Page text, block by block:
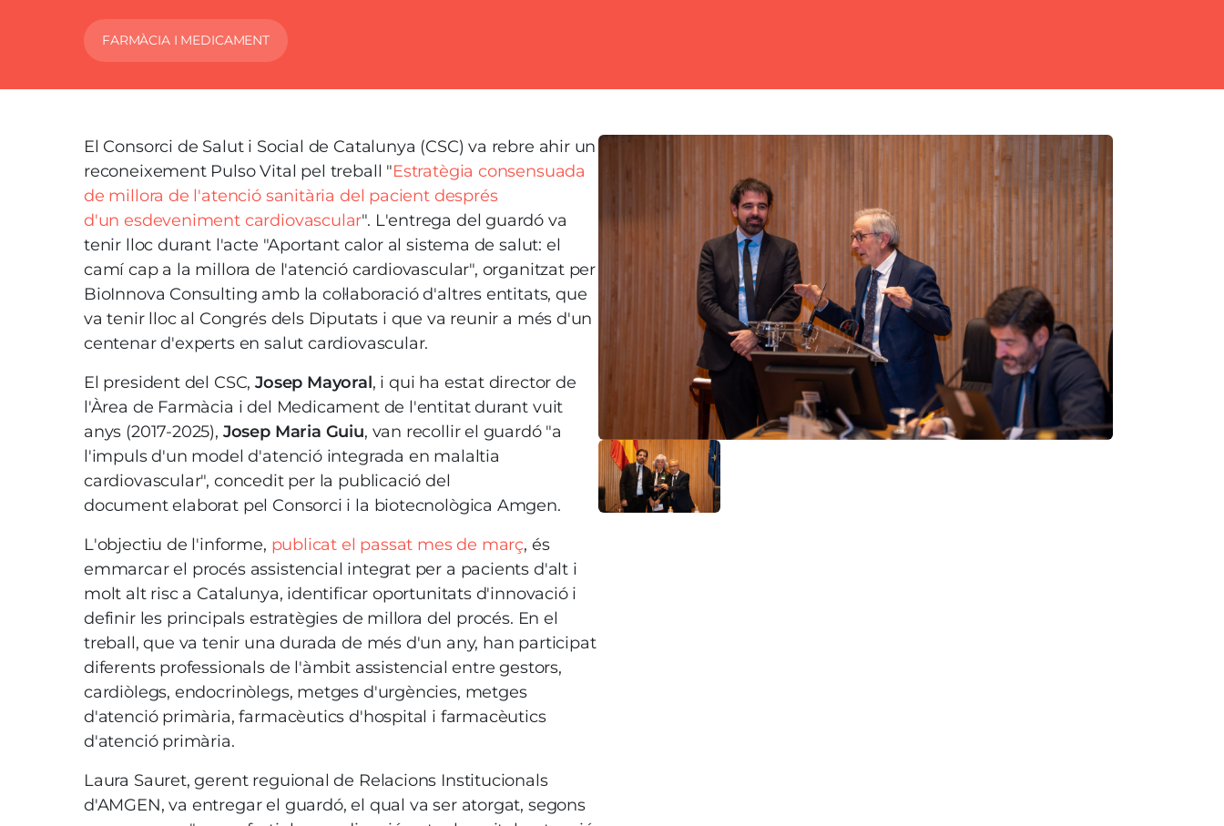
FARMÀCIA I MEDICAMENT
El Consorci de Salut i Social de Catalunya (CSC) va rebre ahir un
reconeixement Pulso Vital pel treball "Estratègia consensuada
de millora de l'atenció sanitària del pacient després
d'un esdeveniment cardiovascular". L'entrega del guardó va
tenir lloc durant l'acte "Aportant calor al sistema de salut: el
camí cap a la millora de l'atenció cardiovascular", organitzat per
BioInnova Consulting amb la col·laboració d'altres entitats, que
va tenir lloc al Congrés dels Diputats i que va reunir a més d'un
centenar d'experts en salut cardiovascular.
El president del CSC,Josep Mayoral, i qui ha estat director de
l'Àrea de Farmàcia i del Medicament de l'entitat durant vuit
anys (2017-2025), Josep Maria Guiu, van recollir el guardó "a
l'impuls d'un model d'atenció integrada en malaltia
cardiovascular", concedit per la publicació del
document elaborat pel Consorci i la biotecnològica Amgen.
L'objectiu de l'informe, publicat el passat mes de març, és
emmarcar el procés assistencial integrat per a pacients d'alt i
molt alt risc a Catalunya, identificar oportunitats d'innovació i
definir les principals estratègies de millora del procés. En el
treball, que va tenir una durada de més d'un any, han participat
diferents professionals de l'àmbit assistencial entre gestors,
cardiòlegs, endocrinòlegs, metges d'urgències, metges
d'atenció primària, farmacèutics d'hospital i farmacèutics
d'atenció primària.
Laura Sauret, gerent reguional de Relacions Institucionals
d'AMGEN, va entregar el guardó, el qual va ser atorgat, segons
Imatge
Imatge